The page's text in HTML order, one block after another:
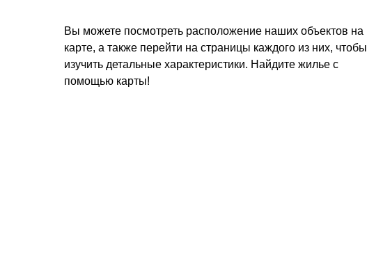
Вы можете посмотреть расположение наших объектов на
карте, а также перейти на страницы каждого из них, чтобы
изучить детальные характеристики. Найдите жилье с
помощью карты!